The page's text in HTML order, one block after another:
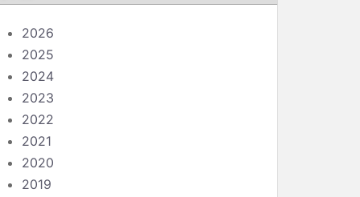
2026
2025
2024
2023
2022
2021
2020
2019